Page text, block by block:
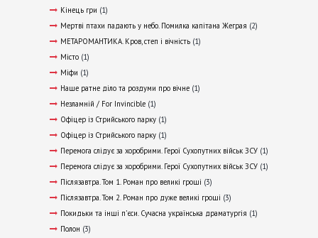
Кінець гри (1)
Мертві птахи падають у небо. Помилка капітана Жеграя (2)
МЕТАРОМАНТИКА. Кров, степ і вічність (1)
Місто (1)
Міфи (1)
Наше ратне діло та роздуми про вічне (1)
Незламній / For Invincible (1)
Офіцер із Стрийського парку (1)
Офіцер із Стрийського парку (1)
Перемога слідує за хоробрими. Герої Сухопутних військ ЗСУ (1)
Перемога слідує за хоробрими. Герої Сухопутних військ ЗСУ (1)
Післязавтра. Том 1. Роман про великі гроші (3)
Післязавтра. Том 2. Роман про дуже великі гроші (3)
Покидьки та інші п’єси. Сучасна українська драматургія (1)
Полон (3)